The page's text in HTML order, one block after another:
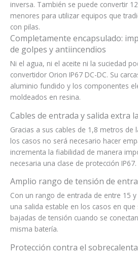
inversa. También se puede convertir
menores para utilizar equipos que
con pilas.
Completamente encapsulado:
de golpes y antiincendios
Ni el agua, ni el aceite ni la suciedad
convertidor Orion IP67 DC-DC. Su
aluminio fundido y los componentes
moldeados en resina.
Cables de entrada y salida extra
Gracias a sus cables de 1,8 metros de
los casos no será necesario hacer
incrementa la fiabilidad de manera
necesaria una clase de protección IP67.
Amplio rango de tensión de
Con un rango de entrada de entre 15
una salida estable en los casos en
bajadas de tensión cuando se
misma batería.
Protección contra el